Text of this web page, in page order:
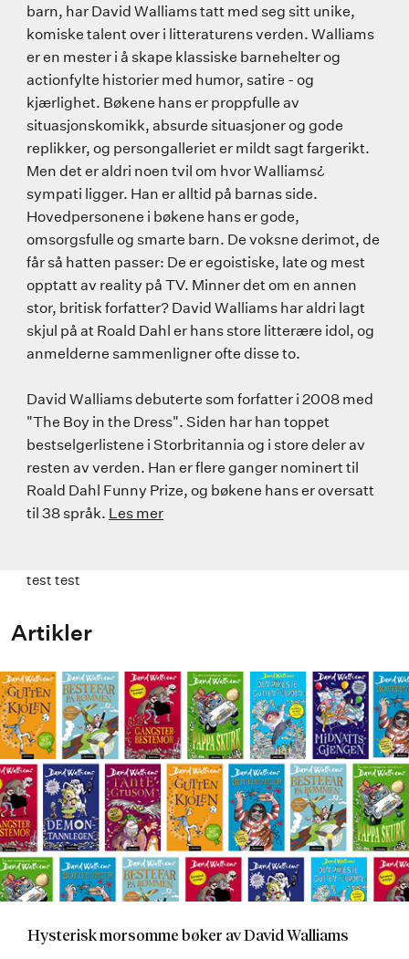
barn, har David Walliams tatt med seg sitt unike,
komiske talent over i litteraturens verden. Walliams
er en mester i å skape klassiske barnehelter og
actionfylte historier med humor, satire - og
kjærlighet. Bøkene hans er proppfulle av
situasjonskomikk, absurde situasjoner og gode
replikker, og persongalleriet er mildt sagt fargerikt.
Men det er aldri noen tvil om hvor Walliams¿
sympati ligger. Han er alltid på barnas side.
Hovedpersonene i bøkene hans er gode,
omsorgsfulle og smarte barn. De voksne derimot, de
får så hatten passer: De er egoistiske, late og mest
opptatt av reality på TV. Minner det om en annen
stor, britisk forfatter? David Walliams har aldri lagt
skjul på at Roald Dahl er hans store litterære idol, og
anmelderne sammenligner ofte disse to.
David Walliams debuterte som forfatter i 2008 med
"The Boy in the Dress". Siden har han toppet
bestselgerlistene i Storbritannia og i store deler av
resten av verden. Han er flere ganger nominert til
Roald Dahl Funny Prize, og bøkene hans er oversatt
til 38 språk. Les mer
test test
Artikler
Hysterisk morsomme bøker av David Walliams